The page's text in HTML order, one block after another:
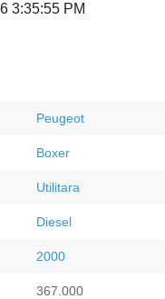
3:35:55 PM
Peugeot
Boxer
Utilitara
Diesel
2000
367.000